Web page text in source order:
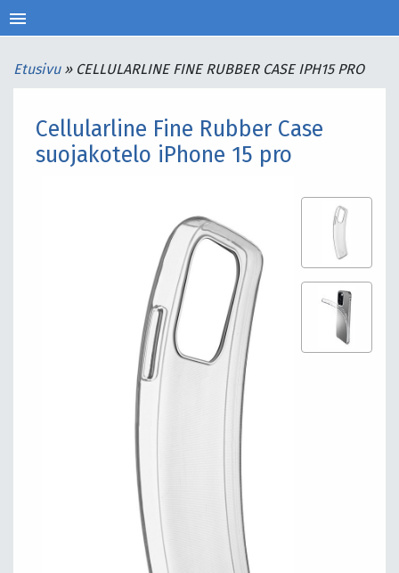
menu
Etusivu »CELLULARLINE FINE RUBBER CASE IPH15 PRO
Cellularline Fine Rubber Case
suojakotelo iPhone 15 pro